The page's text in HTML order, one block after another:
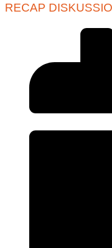
RECAP